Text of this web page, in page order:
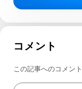
コメント
この記事へのコメン